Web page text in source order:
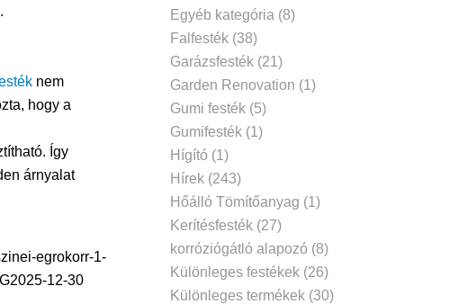
nem
hogy a
Így
árnyalat
egrokorr-1-
2025-12-30
Egyéb kategória (8)
Falfesték(38)
Garázsfesték(21)
Garden Renovation (1)
Gumi festék(5)
Gumifesték(1)
Hígító (1)
Hírek(243)
Hőálló Tömítőanyag (1)
Kerítésfesték(27)
korróziógátló alapozó (8)
Különleges festékek(26)
Különleges termékek(30)